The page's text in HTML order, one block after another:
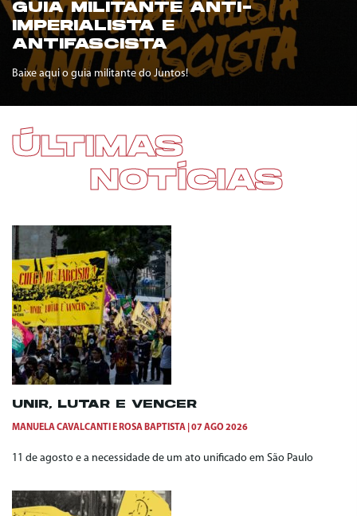
GUIA MILITANTE ANTI-
IMPERIALISTA E
ANTIFASCISTA
Baixe aqui o guia militante do Juntos!
ÚLTIMAS
NOTÍCIAS
UNIR, LUTAR E VENCER
MANUELA CAVALCANTI E ROSA BAPTISTA 07 AGO 2026
11 de agosto e a necessidade de um ato unificado em São Paulo